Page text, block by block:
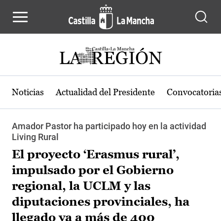
Noticias Actualidad del Presidente
Amador Pastor ha participado hoy en la actividad
Living Rural
El proyecto ‘Erasmus rural’,
impulsado por el Gobierno
regional, la UCLM y las
diputaciones provinciales, ha
llegado ya a más de 400